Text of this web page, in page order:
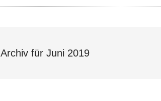
Archiv für Juni 2019